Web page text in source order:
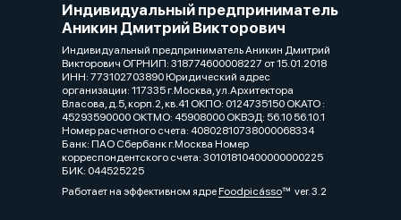
Индивидуальный предприниматель
Аникин Дмитрий Викторович
Индивидуальный предприниматель Аникин Дмитрий
Викторович ОГРНИП: 318774600008227 от 15.01.2018
ИНН: 773102703890 Юридический адрес
организации: 117335 г.Москва, ул.Архитектора
Власова, д.5, корп.2, кв.41 ОКПО: 0124735150 ОКАТО :
45293590000 ОКТМО: 45908000 ОКВЭД: 56.10 56.10.1
Номер расчетного счета: 40802810738000068334
Банк: ПАО Сбербанк г.Москва Номер
корреспондентского счета: 30101810400000000225
БИК: 044525225
Работает на эффективном ядреFoodpicássover. 3.2